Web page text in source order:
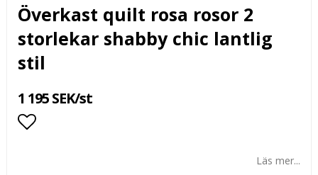
Överkast quilt rosa rosor 2
storlekar shabby chic lantlig
stil
1 195 SEK/st
Läs mer...